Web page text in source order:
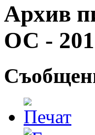
Архив
ОС -